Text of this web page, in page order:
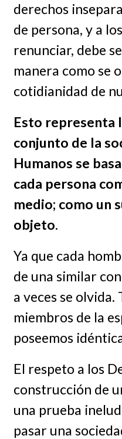
derechos
de persona, y a
renunciar, debe
manera como se
cotidianidad de
Esto representa
conjunto de la
Humanos se
cada persona
medio; como un
objeto.
Ya que cada
de una similar
a veces se olvida.
miembros de la
poseemos
El respeto a los
construcción de
una prueba
pasar una